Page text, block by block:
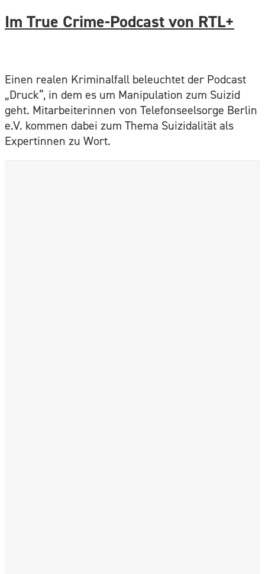
Im True Crime-Podcast von RTL+
Einen realen Kriminalfall beleuchtet der Podcast
„Druck“, in dem es um Manipulation zum Suizid
geht. Mitarbeiterinnen von Telefonseelsorge Berlin
e.V. kommen dabei zum Thema Suizidalität als
Expertinnen zu Wort.